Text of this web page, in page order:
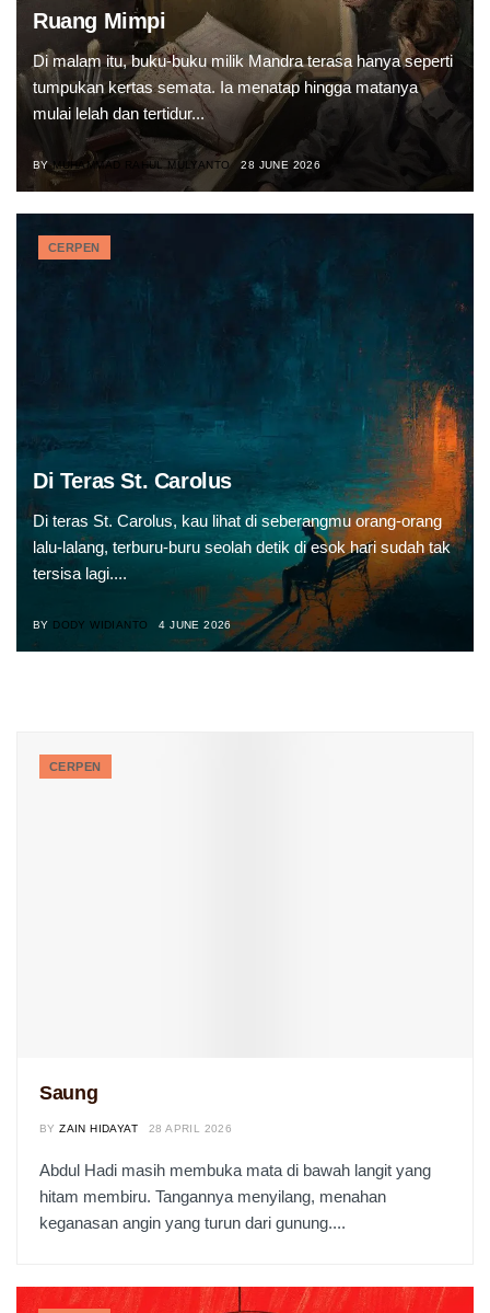
Ruang Mimpi
Di malam itu, buku-buku milik Mandra terasa hanya seperti
tumpukan kertas semata. Ia menatap hingga matanya
mulai lelah dan tertidur...
BY MUHAMMAD RAHUL MULYANTO 28 JUNE 2026
CERPEN
Di Teras St. Carolus
Di teras St. Carolus, kau lihat di seberangmu orang-orang
lalu-lalang, terburu-buru seolah detik di esok hari sudah tak
tersisa lagi....
BY DODY WIDIANTO 4 JUNE 2026
CERPEN
Saung
BY ZAIN HIDAYAT 28 APRIL 2026
Abdul Hadi masih membuka mata di bawah langit yang
hitam membiru. Tangannya menyilang, menahan
keganasan angin yang turun dari gunung....